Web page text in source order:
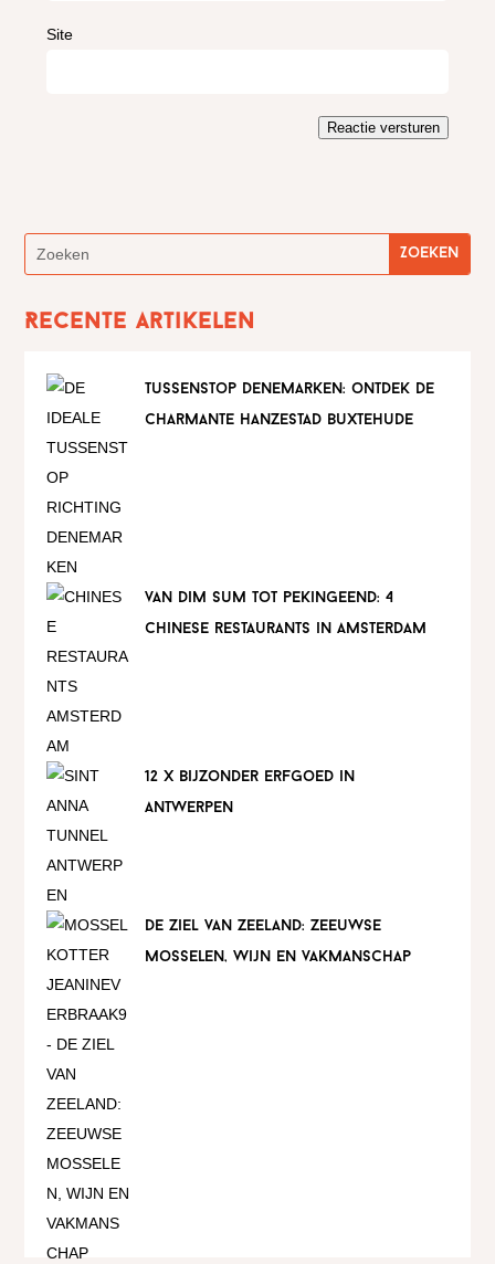
Site
Reactie versturen
Recente artikelen
tussenstop denemarken: ontdek de
charmante hanzestad buxtehude
van dim sum tot pekingeend: 4
chinese restaurants in amsterdam
12 x bijzonder erfgoed in
antwerpen
de ziel van zeeland: zeeuwse
mosselen, wijn en vakmanschap